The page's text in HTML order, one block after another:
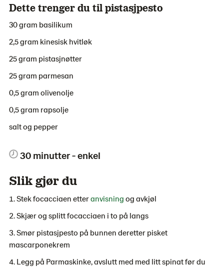
Dette trenger du til pistasjpesto
30 gram basilikum
2,5 gram kinesisk hvitløk
25 gram pistasjnøtter
25 gram parmesan
0,5 gram olivenolje
0,5 gram rapsolje
salt og pepper
30 minutter - enkel
Slik gjør du
Stek focacciaen etteranvisning og avkjøl
Skjær og splitt focacciaen i to på langs
Smør pistasjpesto på bunnen deretter pisket
mascarponekrem
Legg på Parmaskinke, avslutt med med litt spinat før du